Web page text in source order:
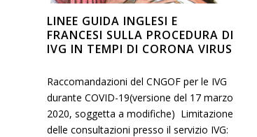
LINEE GUIDA INGLESI E
FRANCESI SULLA PROCEDURA DI
IVG IN TEMPI DI CORONA VIRUS
Raccomandazioni del CNGOF per le IVG
durante COVID-19(versione del 17 marzo
2020, soggetta a modifiche) Limitazione
delle consultazioni presso il servizio IVG: